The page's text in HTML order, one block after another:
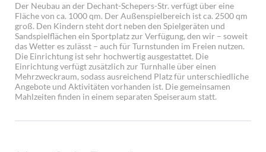
Der Neubau an der Dechant-Schepers-Str. verfügt über eine
Fläche von ca. 1000 qm. Der Außenspielbereich ist ca. 2500 qm
groß. Den Kindern steht dort neben den Spielgeräten und
Sandspielflächen ein Sportplatz zur Verfügung, den wir – soweit
das Wetter es zulässt – auch für Turnstunden im Freien nutzen.
Die Einrichtung ist sehr hochwertig ausgestattet. Die
Einrichtung verfügt zusätzlich zur Turnhalle über einen
Mehrzweckraum, sodass ausreichend Platz für unterschiedliche
Angebote und Aktivitäten vorhanden ist. Die gemeinsamen
Mahlzeiten finden in einem separaten Speiseraum statt.